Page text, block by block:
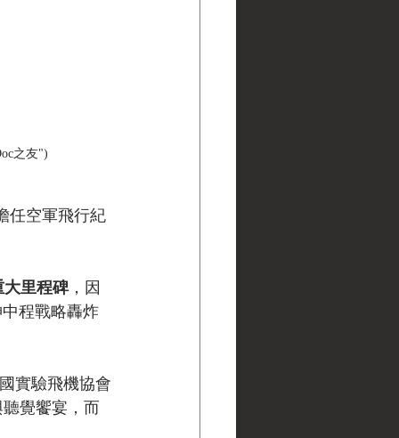
之友")
任空軍飛行紀
大里程碑，因
程戰略轟炸
實驗飛機協會
覺饗宴，而